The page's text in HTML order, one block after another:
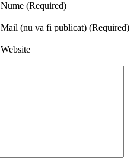
Nume (Required)
Mail (nu va fi publicat) (Required)
Website